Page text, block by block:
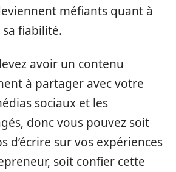
méfiants quant à
fiabilité.
avoir un contenu
à partager avec votre
sociaux et les
donc vous pouvez soit
d’écrire sur vos expériences
soit confier cette